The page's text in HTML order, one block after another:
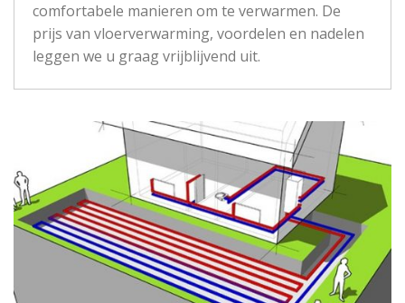
comfortabele manieren om te verwarmen. De
prijs van vloerverwarming, voordelen en nadelen
leggen we u graag vrijblijvend uit.